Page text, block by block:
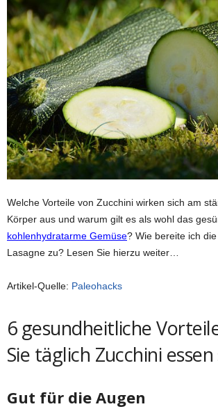
Welche Vorteile von Zucchini wirken sich am
Körper aus und warum gilt es als wohl das
kohlenhydratarme Gemüse? Wie bereite ich
Lasagne zu? Lesen Sie hierzu weiter…
Artikel-Quelle: Paleohacks
6 gesundheitliche
Sie täglich Zucchini
Gut für die Augen